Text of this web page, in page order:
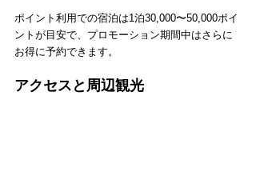
ポイント利用での宿泊は1泊30,000〜50,000ポイ
ントが目安で、プロモーション期間中はさらに
お得に予約できます。
アクセスと周辺観光